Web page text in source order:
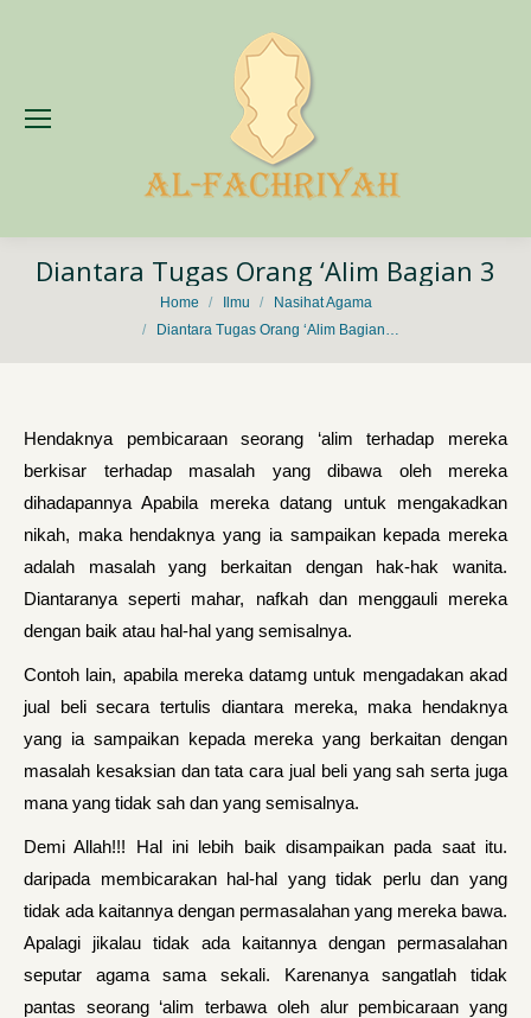
Diantara Tugas Orang ‘Alim Bagian 3
Home Ilmu
Nasihat Agama
Diantara Tugas Orang ‘Alim Bagian…
Hendaknya pembicaraan seorang ‘alim terhadap mereka
berkisar terhadap masalah yang dibawa oleh mereka
dihadapannya Apabila mereka datang untuk mengakadkan
nikah, maka hendaknya yang ia sampaikan kepada mereka
adalah masalah yang berkaitan dengan hak-hak wanita.
Diantaranya seperti mahar, nafkah dan menggauli mereka
dengan baik atau hal-hal yang semisalnya.
Contoh lain, apabila mereka datamg untuk mengadakan akad
jual beli secara tertulis diantara mereka, maka hendaknya
yang ia sampaikan kepada mereka yang berkaitan dengan
masalah kesaksian dan tata cara jual beli yang sah serta juga
mana yang tidak sah dan yang semisalnya.
Demi Allah!!! Hal ini lebih baik disampaikan pada saat itu.
daripada membicarakan hal-hal yang tidak perlu dan yang
tidak ada kaitannya dengan permasalahan yang mereka bawa.
Apalagi jikalau tidak ada kaitannya dengan permasalahan
seputar agama sama sekali. Karenanya sangatlah tidak
pantas seorang ‘alim terbawa oleh alur pembicaraan yang